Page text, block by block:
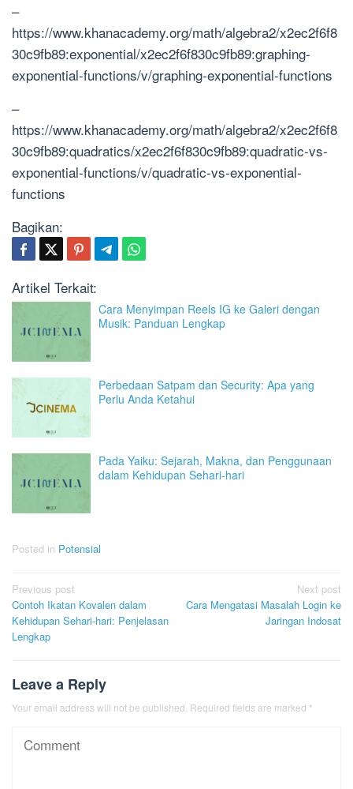
–
https://www.khanacademy.org/math/algebra2/x2ec2f6f8
30c9fb89:exponential/x2ec2f6f830c9fb89:graphing-
exponential-functions/v/graphing-exponential-functions
–
https://www.khanacademy.org/math/algebra2/x2ec2f6f8
30c9fb89:quadratics/x2ec2f6f830c9fb89:quadratic-vs-
exponential-functions/v/quadratic-vs-exponential-
functions
Bagikan:
Artikel Terkait:
Cara Menyimpan Reels IG ke Galeri dengan
Musik: Panduan Lengkap
Perbedaan Satpam dan Security: Apa yang
Perlu Anda Ketahui
Pada Yaiku: Sejarah, Makna, dan Penggunaan
dalam Kehidupan Sehari-hari
Posted in Potensial
Post
navigation
Previous post
Contoh Ikatan Kovalen dalam
Kehidupan Sehari-hari: Penjelasan
Lengkap
Next post
Cara Mengatasi Masalah Login ke
Jaringan Indosat
Leave a Reply
Your email address will not be published. Required fields are marked *